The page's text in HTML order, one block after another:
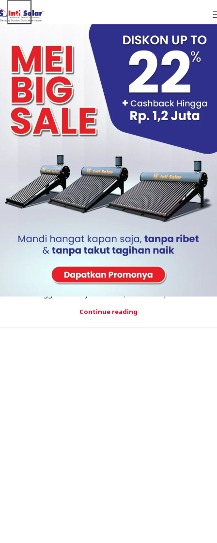
05
APR
Atasi Masalah Kloset Menggunakan
Pemanas Air Tenaga Surya
Kloset toilet yang mampat memang sering kali bikin
jengkel, apalagi kalau sedang buru-buru mau
Continue reading